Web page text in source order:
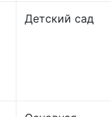
Детский сад